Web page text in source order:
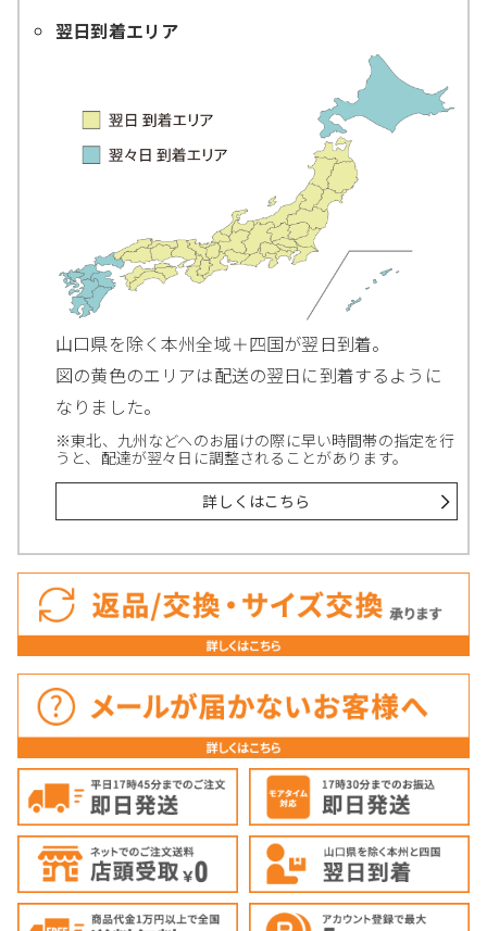
翌日到着エリア
山口県を除く本州全域＋四国が翌日到着。
図の黄色のエリアは配送の翌日に到着するように
なりました。
※東北、九州などへのお届けの際に早い時間帯の指定を行
うと、配達が翌々日に調整されることがあります。
詳しくはこちら